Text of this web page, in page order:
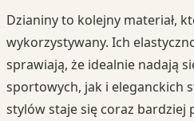
Dzianiny to kolejny materiał,
wykorzystywany. Ich
sprawiają, że idealnie nadają
sportowych, jak i eleganckich
stylów staje się coraz bardziej